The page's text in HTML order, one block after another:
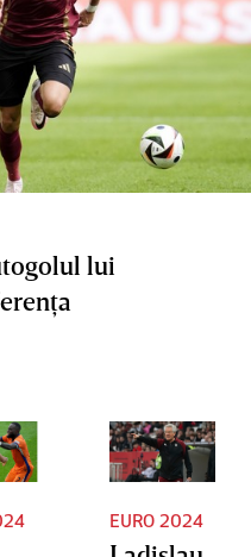
cu
România
lui
EURO 2024